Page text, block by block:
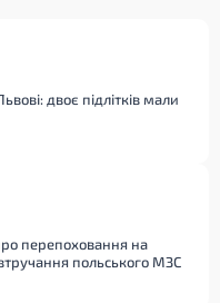
двоє підлітків мали
перепоховання на
польського МЗС